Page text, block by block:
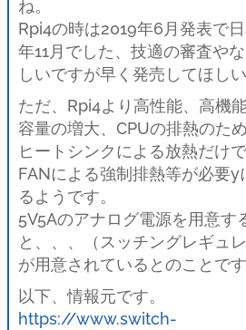
ね。
Rpi4の時は2019年6月発表で
年11月でした、技適の審査や
しいですが早く発売してほしい
ただ、Rpi4より高性能、高機
容量の増大、CPUの排熱のた
ヒートシンクによる放熱だけ
FANによる強制排熱等が必要
るようです。
5V5Aのアナログ電源を用意す
と、、、（スッチングレギュ
が用意されているとのことです
以下、情報元です。
https://www.switch-